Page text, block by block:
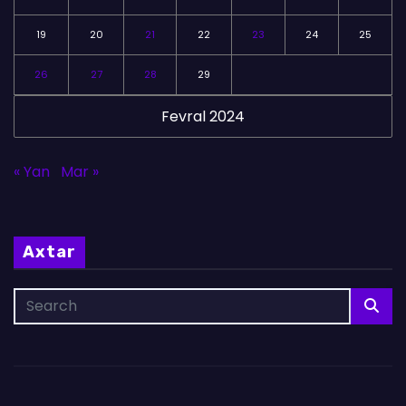
Fevral 2024
19 20 21 22 23 24 25
26 27 28 29
« Yan Mar »
Axtar